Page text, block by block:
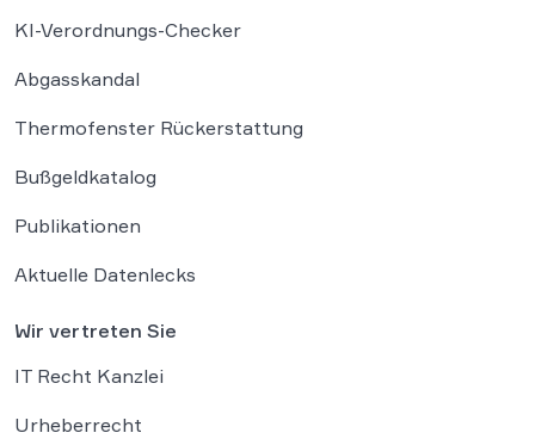
KI-Verordnungs-Checker
Abgasskandal
Thermofenster Rückerstattung
Bußgeldkatalog
Publikationen
Aktuelle Datenlecks
Wir vertreten Sie
IT Recht Kanzlei
Urheberrecht